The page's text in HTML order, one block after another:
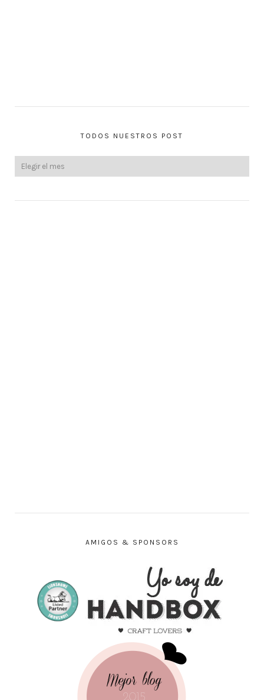
TODOS NUESTROS POST
AMIGOS & SPONSORS